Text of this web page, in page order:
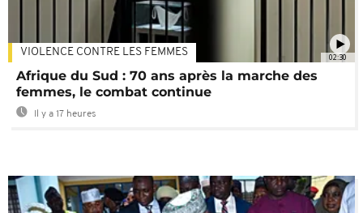
02:30
VIOLENCE CONTRE LES FEMMES
Afrique du Sud : 70 ans après la marche des
femmes, le combat continue
Il y a 17 heures